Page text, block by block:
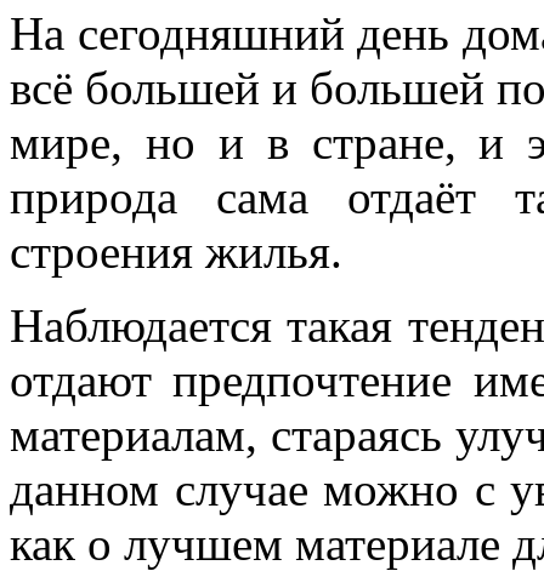
На сегодняшний день
всё большей и большей
мире, но и в стране, и
природа сама отдаёт
строения жилья.
Наблюдается такая
отдают предпочтение
материалам, стараясь
данном случае можно с
как о лучшем материале